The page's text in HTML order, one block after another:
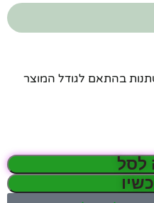
בהתאם לגודל המוצר
לסל